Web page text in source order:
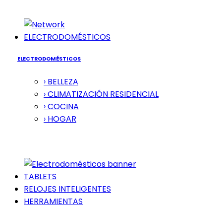
ELECTRODOMÉSTICOS
ELECTRODOMÉSTICOS
› BELLEZA
› CLIMATIZACIÓN RESIDENCIAL
› COCINA
› HOGAR
TABLETS
RELOJES INTELIGENTES
HERRAMIENTAS